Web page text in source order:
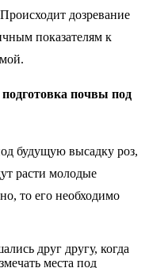
дозревание
показателям к
подготовка почвы под
будущую высадку роз,
расти молодые
то его необходимо
друг другу, когда
места под